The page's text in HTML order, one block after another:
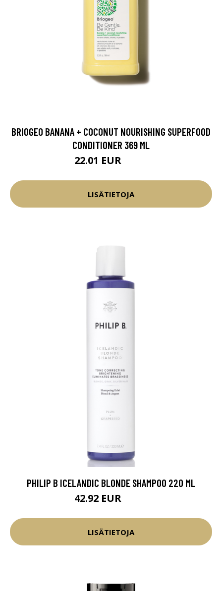
BRIOGEO BANANA + COCONUT NOURISHING SUPERFOOD
CONDITIONER 369 ML
22.01 EUR
LISÄTIETOJA
PHILIP B ICELANDIC BLONDE SHAMPOO 220 ML
42.92 EUR
LISÄTIETOJA